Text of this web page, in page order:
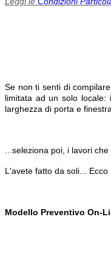
Se non ti senti di
limitata ad un solo locale:
larghezza di porta e
...seleziona poi, i lavori
L'avete fatto da soli... Ecco
Modello Preventivo On-